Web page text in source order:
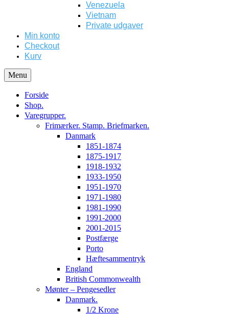
Venezuela
Vietnam
Private udgaver
Min konto
Checkout
Kurv
Menu
Forside
Shop.
Varegrupper.
Frimærker. Stamp. Briefmarken.
Danmark
1851-1874
1875-1917
1918-1932
1933-1950
1951-1970
1971-1980
1981-1990
1991-2000
2001-2015
Postfærge
Porto
Hæftesammentryk
England
British Commonwealth
Mønter – Pengesedler
Danmark.
1/2 Krone